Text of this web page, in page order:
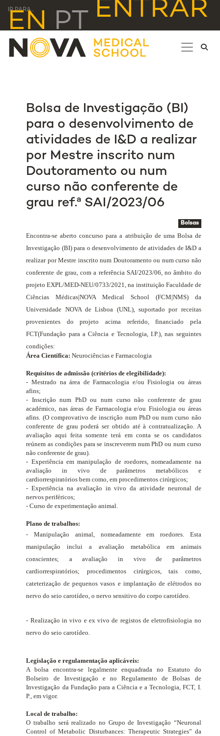
IR PARA... ENTRAR
EN PT
Bolsa de Investigação (BI)
para o desenvolvimento de
atividades de I&D a realizar
por Mestre inscrito num
Doutoramento ou num
curso não conferente de
grau ref.ª SAI/2023/06
Bolsas
Encontra-se aberto concurso para a atribuição de uma Bolsa de
Investigação (BI) para o desenvolvimento de atividades de I&D a
realizar por Mestre inscrito num Doutoramento ou num curso não
conferente de grau, com a referência SAI/2023/06, no âmbito do
projetoEXPL/MED-NEU/0733/2021, na instituição Faculdade de
Ciências Médicas|NOVA Medical School (FCM|NMS) da
Universidade NOVA de Lisboa (UNL), suportado por receitas
provenientes do projeto acima referido, financiado pela
FCT(Fundação para a Ciência e Tecnologia, I.P.), nas seguintes
condições:
Área Científica:Neurociências e Farmacologia
Requisitos de admissão (critérios de elegibilidade):
- Mestrado na área de Farmacologia e/ou Fisiologia ou áreas
afins;
- Inscrição num PhD ou num curso não conferente de grau
académico, nas áreas de Farmacologia e/ou Fisiologia ou áreas
afins. (O comprovativo de inscrição num PhD ou num curso não
conferente de grau poderá ser obtido até à contratualização. A
avaliação aqui feita somente terá em conta se os candidatos
reúnem as condições para se inscreverem num PhD ou num curso
não conferente de grau).
- Experiência em manipulação de roedores, nomeadamente na
avaliaçãoin vivo de parâmetros metabólicos e
cardiorrespiratórios bem como, em procedimentos cirúrgicos;
- Experiência na avaliação in vivo da atividade neuronal de
nervos periféricos;
- Curso de experimentação animal.
Plano de trabalhos:
- Manipulação animal, nomeadamente em roedores. Esta
manipulação inclui a avaliação metabólica em animais
conscientes; a avaliação in vivo de parâmetros
cardiorrespiratórios; procedimentos cirúrgicos, tais como,
cateterização de pequenos vasos e implantação de elétrodos no
nervo do seio carotídeo, o nervo sensitivo do corpo carotídeo.
- Realização in vivo e ex vivo de registos de eletrofisiologia no
nervo do seio carotídeo.
Legislação e regulamentação aplicáveis:
A bolsa encontra-se legalmente enquadrada no Estatuto do
Bolseiro de Investigação e no Regulamento de Bolsas de
Investigação da Fundação para a Ciência e a Tecnologia, FCT, I.
P., em vigor.
Local de trabalho:
O trabalho será realizado no Grupo de Investigação “Neuronal
Control of Metabolic Disturbances: Therapeutic Strategies” da